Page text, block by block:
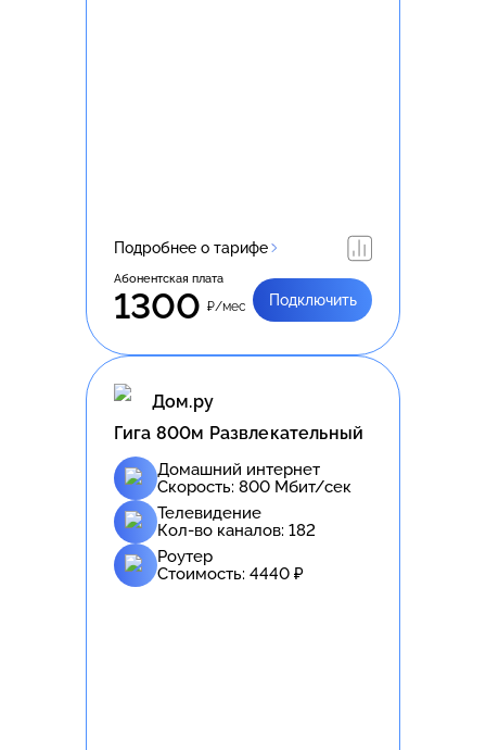
Подробнее о тарифе
Абонентская плата
1300 ₽/мес Подключить
Дом.ру
Гига 800м Развлекательный
Домашний интернет
Скорость: 800 Мбит/сек
Телевидение
Кол-во каналов: 182
Роутер
Стоимость: 4440 ₽